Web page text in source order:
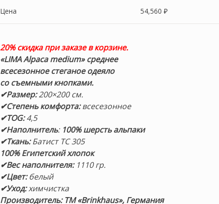
Цена 54,560 ₽
20% скидка при заказе в корзине.
«LIMA Alpaca medium» среднее
всесезонноестеганое одеяло
со съемными кнопками.
✔Размер:200×200 см.
✔Степень комфорта:всесезонное
✔TOG:4,5
✔Наполнитель:100% шерсть альпаки
✔Ткань:Батист TC 305
100% Египетский хлопок
✔Вес наполнителя: 1110 гр.
✔Цвет:белый
✔Уход:химчистка
Производитель: ТМ «Brinkhaus», Германия